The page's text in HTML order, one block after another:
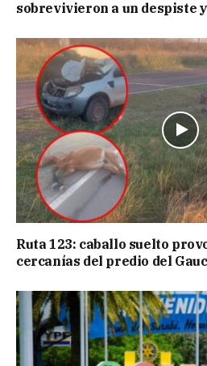
sobrevivieron a un despiste
Ruta 123: caballo suelto
cercanías del predio del